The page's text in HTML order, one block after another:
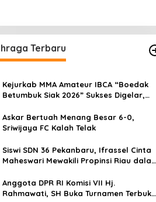
Terbaru
Kejurkab MMA Amateur IBCA “Boedak
Betumbuk Siak 2026” Sukses Digelar,
Askar Bertuah Menang Besar 6-0,
Sriwijaya FC Kalah Telak
Siswi SDN 36 Pekanbaru, Ifrassel Cinta
Maheswari Mewakili Propinsi Riau dalam
Senam Putri
Anggota DPR RI Komisi VII Hj.
Rahmawati, SH Buka Turnamen Terbuka